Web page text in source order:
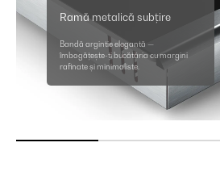
Ramă metalică subțire
Bandă argintie elegantă —
îmbogățește-ți bucătăria cu margini
rafinate și minimaliste.